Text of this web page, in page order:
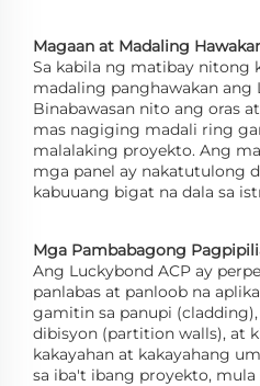
Magaan at Madaling
Sa kabila ng matibay nitong
madaling panghawakan ang
Binabawasan nito ang oras
mas nagiging madali ring
malalaking proyekto. Ang
mga panel ay nakatutulong
kabuuang bigat na dala sa
Mga Pambabagong
Ang Luckybond ACP ay
panlabas at panloob na
gamitin sa panupi
dibisyon (partition walls), at
kakayahan at kakayahang
sa iba't ibang proyekto,